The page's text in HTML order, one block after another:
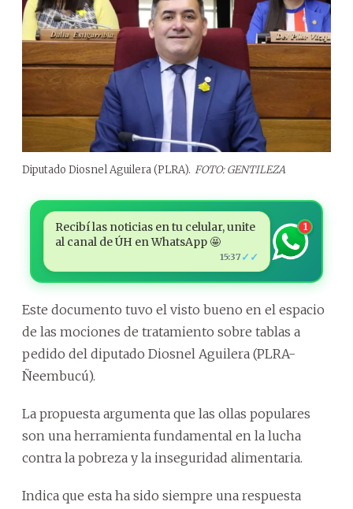
Diputado Diosnel Aguilera (PLRA). FOTO: GENTILEZA
Recibí las noticias en tu celular, unite
al canal de ÚH en WhatsApp 🤩
15:37 ✓✓
1
Este documento tuvo el visto bueno en el espacio
de las mociones de tratamiento sobre tablas a
pedido del diputado Diosnel Aguilera (PLRA-
Ñeembucú).
La propuesta argumenta que las ollas populares
son una herramienta fundamental en la lucha
contra la pobreza y la inseguridad alimentaria.
Indica que esta ha sido siempre una respuesta